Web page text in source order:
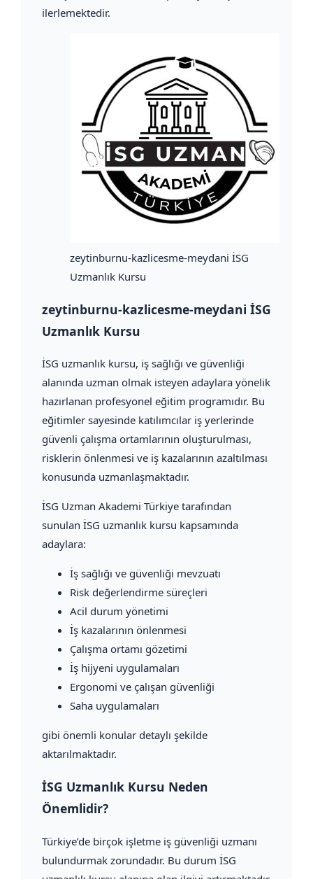
ilerlemektedir.
zeytinburnu-kazlicesme-meydani İSG
Uzmanlık Kursu
zeytinburnu-kazlicesme-meydani İSG
Uzmanlık Kursu
İSG uzmanlık kursu, iş sağlığı ve güvenliği
alanında uzman olmak isteyen adaylara yönelik
hazırlanan profesyonel eğitim programıdır. Bu
eğitimler sayesinde katılımcılar iş yerlerinde
güvenli çalışma ortamlarının oluşturulması,
risklerin önlenmesi ve iş kazalarının azaltılması
konusunda uzmanlaşmaktadır.
İSG Uzman Akademi Türkiye tarafından
sunulan İSG uzmanlık kursu kapsamında
adaylara:
İş sağlığı ve güvenliği mevzuatı
Risk değerlendirme süreçleri
Acil durum yönetimi
İş kazalarının önlenmesi
Çalışma ortamı gözetimi
İş hijyeni uygulamaları
Ergonomi ve çalışan güvenliği
Saha uygulamaları
gibi önemli konular detaylı şekilde
aktarılmaktadır.
İSG Uzmanlık Kursu Neden
Önemlidir?
Türkiye’de birçok işletme iş güvenliği uzmanı
bulundurmak zorundadır. Bu durum İSG